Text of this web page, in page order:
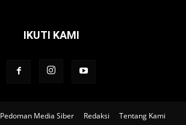
IKUTI KAMI
Pedoman Media Siber Redaksi Tentang Kami